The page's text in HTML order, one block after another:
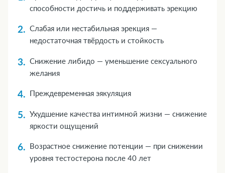
способности достичь и поддерживать эрекцию
Слабая или нестабильная эрекция —
недостаточная твёрдость и стойкость
Снижение либидо — уменьшение сексуального
желания
Преждевременная эякуляция
Ухудшение качества интимной жизни — снижение
яркости ощущений
Возрастное снижение потенции — при снижении
уровня тестостерона после 40 лет